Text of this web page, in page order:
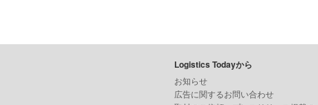
Logistics Todayから
お知らせ
広告に関するお問い合わせ